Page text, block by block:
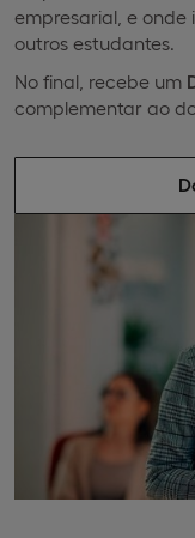
empresarial, e onde
outros estudantes.
No final, recebe um
complementar ao